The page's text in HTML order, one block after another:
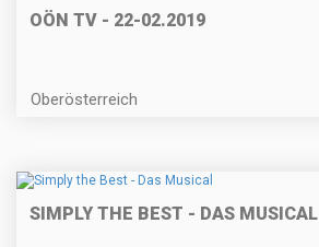
OÖN TV - 22-02.2019
Oberösterreich
SIMPLY THE BEST - DAS MUSICAL